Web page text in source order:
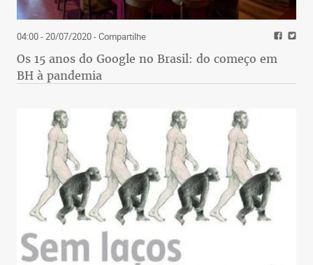
04:00 - 20/07/2020- Compartilhe
Os 15 anos do Google no Brasil: do começo em
BH à pandemia